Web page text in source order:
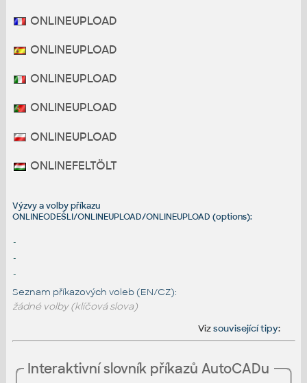
ONLINEUPLOAD
ONLINEUPLOAD
ONLINEUPLOAD
ONLINEUPLOAD
ONLINEUPLOAD
ONLINEFELTÖLT
Výzvy a volby příkazu
ONLINEODEŠLI/ONLINEUPLOAD/ONLINEUPLOAD (options):
-
-
-
Seznam příkazových voleb (EN/CZ):
žádné volby (klíčová slova)
Vizsouvisející tipy:
Interaktivní slovník příkazů AutoCADu